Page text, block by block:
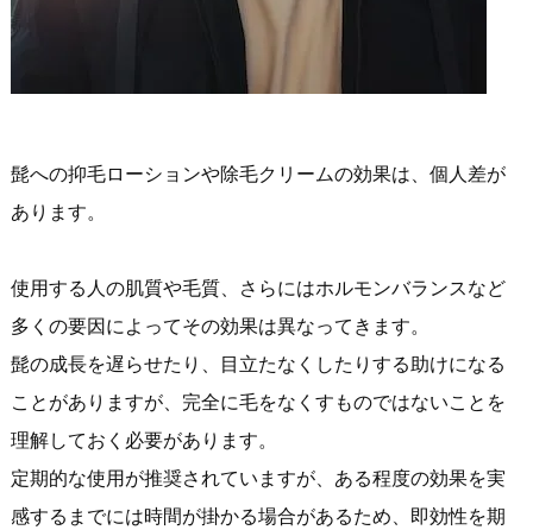
髭への抑毛ローションや除毛クリームの効果は、個人差が
あります。
使用する人の肌質や毛質、さらにはホルモンバランスなど
多くの要因によってその効果は異なってきます。
髭の成長を遅らせたり、目立たなくしたりする助けになる
ことがありますが、完全に毛をなくすものではないことを
理解しておく必要があります。
定期的な使用が推奨されていますが、ある程度の効果を実
感するまでには時間が掛かる場合があるため、即効性を期